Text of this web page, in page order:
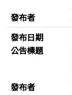
發布者
發布日期
公告標題
發布者